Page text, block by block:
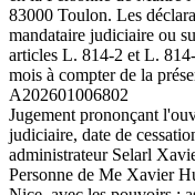
83000 Toulon. Les
mandataire judiciaire ou
articles L. 814-2 et L.
mois à compter de la
A202601006802
Jugement prononçant
judiciaire, date de
administrateur Selarl
Personne de Me Xavier